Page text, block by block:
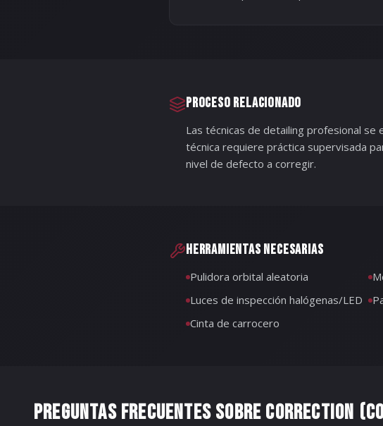
PROCESO RELACIONADO
Las técnicas de detailing profesional
técnica requiere práctica supervisada
nivel de defecto a corregir.
HERRAMIENTAS NECESARIAS
Pulidora orbital aleatoria
Luces de inspección halógenas/LED
Cinta de carrocero
PREGUNTAS FRECUENTES SOBRECORRECTION